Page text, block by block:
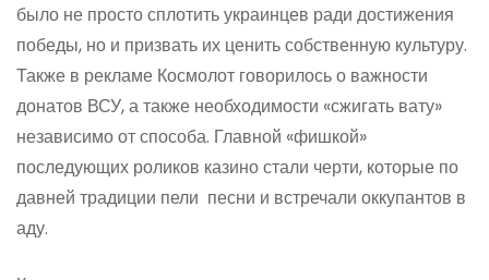
было не просто сплотить украинцев ради достижения
победы, но и призвать их ценить собственную культуру.
Также в рекламе Космолот говорилось о важности
донатов ВСУ, а также необходимости «сжигать вату»
независимо от способа. Главной «фишкой»
последующих роликов казино стали черти, которые по
давней традиции пели песни и встречали оккупантов в
аду.